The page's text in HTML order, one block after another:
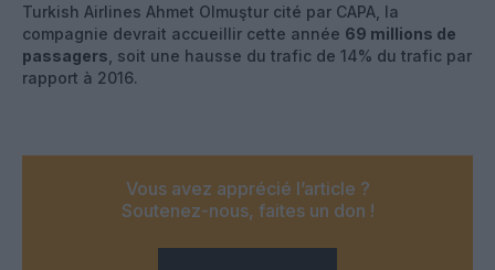
Turkish Airlines Ahmet Olmuştur cité par CAPA, la
compagnie devrait accueillir cette année 69 millions de
passagers , soit une hausse du trafic de 14% du trafic par
rapport à 2016.
Vous avez apprécié l’article ?
Soutenez-nous, faites un don !